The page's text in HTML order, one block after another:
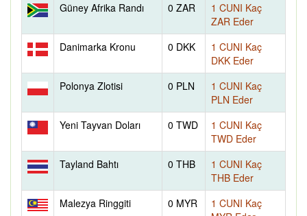
Güney Afrika Randı
0 ZAR
1 CUNI Kaç
ZAR Eder
Danimarka Kronu
0 DKK
1 CUNI Kaç
DKK Eder
Polonya Zlotisi
0 PLN
1 CUNI Kaç
PLN Eder
Yeni Tayvan Doları
0 TWD
1 CUNI Kaç
TWD Eder
Tayland Bahtı
0 THB
1 CUNI Kaç
THB Eder
Malezya Ringgiti
0 MYR
1 CUNI Kaç